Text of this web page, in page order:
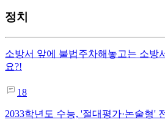
정치
소방서 앞에 불법주차해놓고는 소방
요?!
18
2033학년도 수능, '절대평가·논술형'